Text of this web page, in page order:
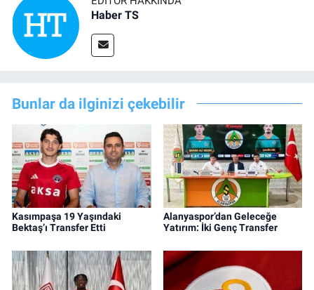
Haber TS
Bunlar da ilginizi çekebilir
Kasımpaşa 19 Yaşındaki
Bektaş’ı Transfer Etti
Alanyaspor’dan Geleceğe
Yatırım: İki Genç Transfer